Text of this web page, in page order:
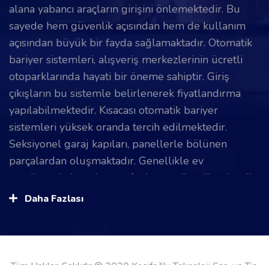
alana yabancı araçların girişini önlemektedir. Bu
sayede hem güvenlik açısından hem de kullanım
açısından büyük bir fayda sağlamaktadır. Otomatik
bariyer sistemleri, alışveriş merkezlerinin ücretli
otoparklarında hayati bir öneme sahiptir. Giriş
çıkışların bu sistemle belirlenerek fiyatlandırma
yapılabilmektedir. Kısacası otomatik bariyer
sistemleri yüksek oranda tercih edilmektedir.
Seksiyonel garaj kapıları, panellerle bölünen
parçalardan oluşmaktadır. Genellikle ev
garajlarında insanlar tarafından tercih edilmektedir.
Üst duvarlara monte edilerek yönlendiriciler
seksiyonel garaj kapıları oldukça uygundur. Hızlı
Daha Fazlası